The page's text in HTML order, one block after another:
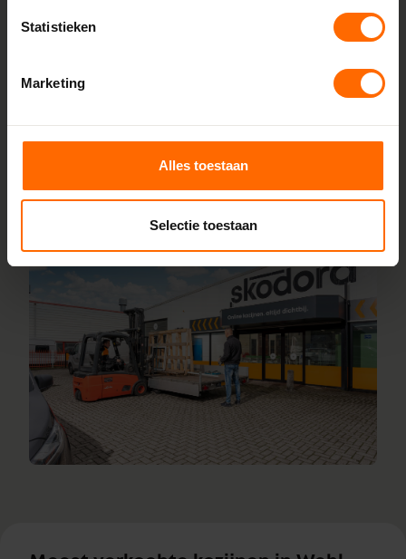
Statistieken
Marketing
Alles toestaan
Selectie toestaan
korte productietijden en topkwaliteit. Wij maken kunststof
online en wij leveren ze vanaf vijf werkdagen af bij een van
onze vestigingen in de buurt van Wehl. Heb je vragen over
inmeten of maatwerk? Ons team van vakmensen staat
Lees meer over onze fabriek